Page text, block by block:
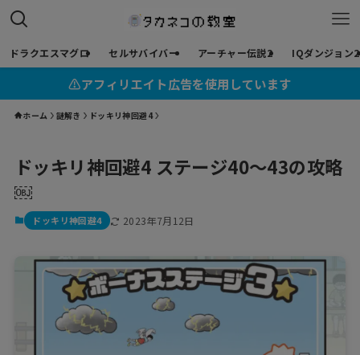
ドラクエスマグロ セルサバイバー アーチャー伝説2 IQダンジョン2
⚠︎アフィリエイト広告を使用しています
ホーム 謎解き ドッキリ神回避4
ドッキリ神回避4 ステージ40〜43の攻略
￼
ドッキリ神回避4 2023年7月12日